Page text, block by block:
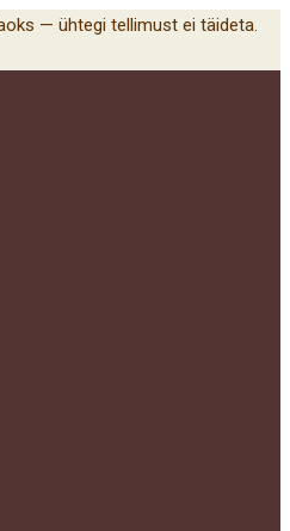
— ühtegi tellimust ei täideta.
Menu
Toggle
Menu
Toggle
Menu
Toggle